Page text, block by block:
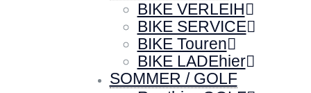
BIKE VERLEIH
BIKE SERVICE
BIKE Touren
BIKE LADEhier
SOMMER / GOLF